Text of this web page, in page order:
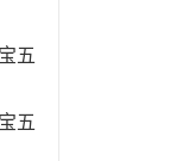
五
五